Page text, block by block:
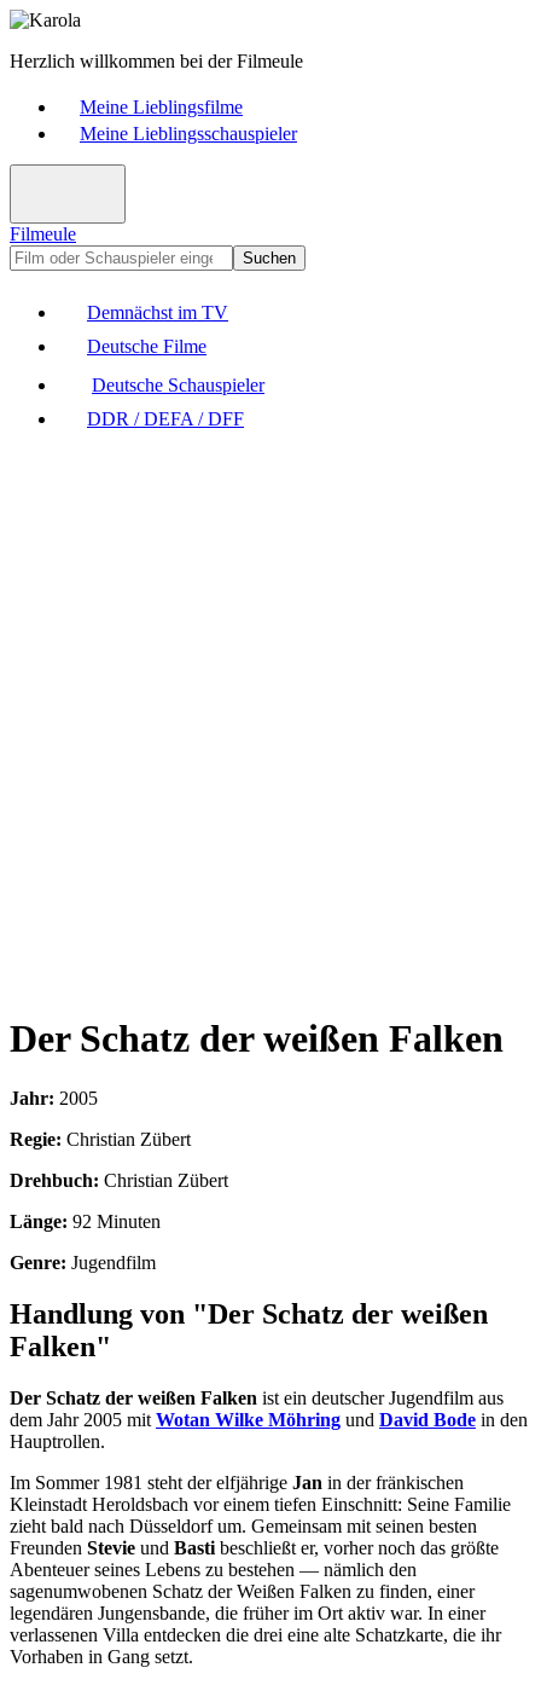
Herzlich willkommen bei der Filmeule
Meine Lieblingsfilme
Meine Lieblingsschauspieler
Filmeule
Suchen
Demnächst im TV
Deutsche Filme
Deutsche Schauspieler
DDR / DEFA / DFF
Der Schatz der weißen Falken
Jahr: 2005
Regie: Christian Zübert
Drehbuch: Christian Zübert
Länge: 92 Minuten
Genre: Jugendfilm
Handlung von "Der Schatz der weißen
Falken"
Der Schatz der weißen Falken ist ein deutscher Jugendfilm aus
dem Jahr 2005 mit Wotan Wilke Möhring und David Bode in den
Hauptrollen.
Im Sommer 1981 steht der elfjährige Jan in der fränkischen
Kleinstadt Heroldsbach vor einem tiefen Einschnitt: Seine Familie
zieht bald nach Düsseldorf um. Gemeinsam mit seinen besten
Freunden Stevie und Basti beschließt er, vorher noch das größte
Abenteuer seines Lebens zu bestehen — nämlich den
sagenumwobenen Schatz der Weißen Falken zu finden, einer
legendären Jungensbande, die früher im Ort aktiv war. In einer
verlassenen Villa entdecken die drei eine alte Schatzkarte, die ihr
Vorhaben in Gang setzt.